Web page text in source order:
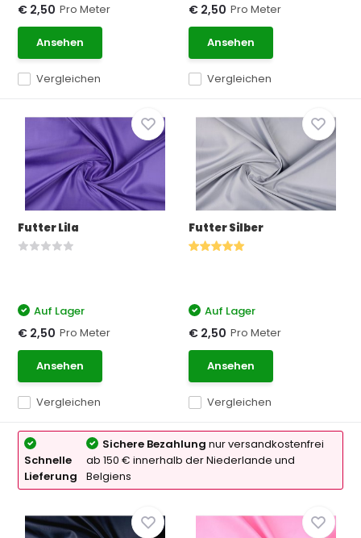
Vergleichen
€ 2,50 Pro Meter
Ansehen
Vergleichen
€ 2,50 Pro Meter
Ansehen
Futter Lila
Vergleichen
Auf Lager
€ 2,50 Pro Meter
Ansehen
Futter Silber
Vergleichen
Auf Lager
€ 2,50 Pro Meter
Ansehen
Schnelle
Lieferung
Sichere Bezahlung nur versandkostenfrei
ab 150 € innerhalb der Niederlande und
Belgiens